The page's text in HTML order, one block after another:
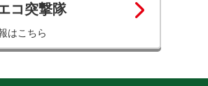
コ突撃隊
はこちら